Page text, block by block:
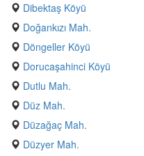
Dibektaş Köyü
Doğankızı Mah.
Döngeller Köyü
Dorucaşahinci Köyü
Dutlu Mah.
Düz Mah.
Düzağaç Mah.
Düzyer Mah.